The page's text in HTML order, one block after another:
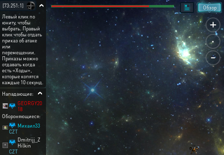
+
.
-
Обзор
[73:251:1]
Левый клик по
юниту, чтобы
выбрать. Правый
клик чтобы отдать
приказ об атаке
или
перемещении.
Приказы можно
отдавать когда
есть «Ходы»,
которые копятся
каждые 10 секунд.
Нападающие:
GEORGY20
18
Обороняющиеся:
Михаил33
CZT
Dmitrijj_Z
Hilkin
CZT